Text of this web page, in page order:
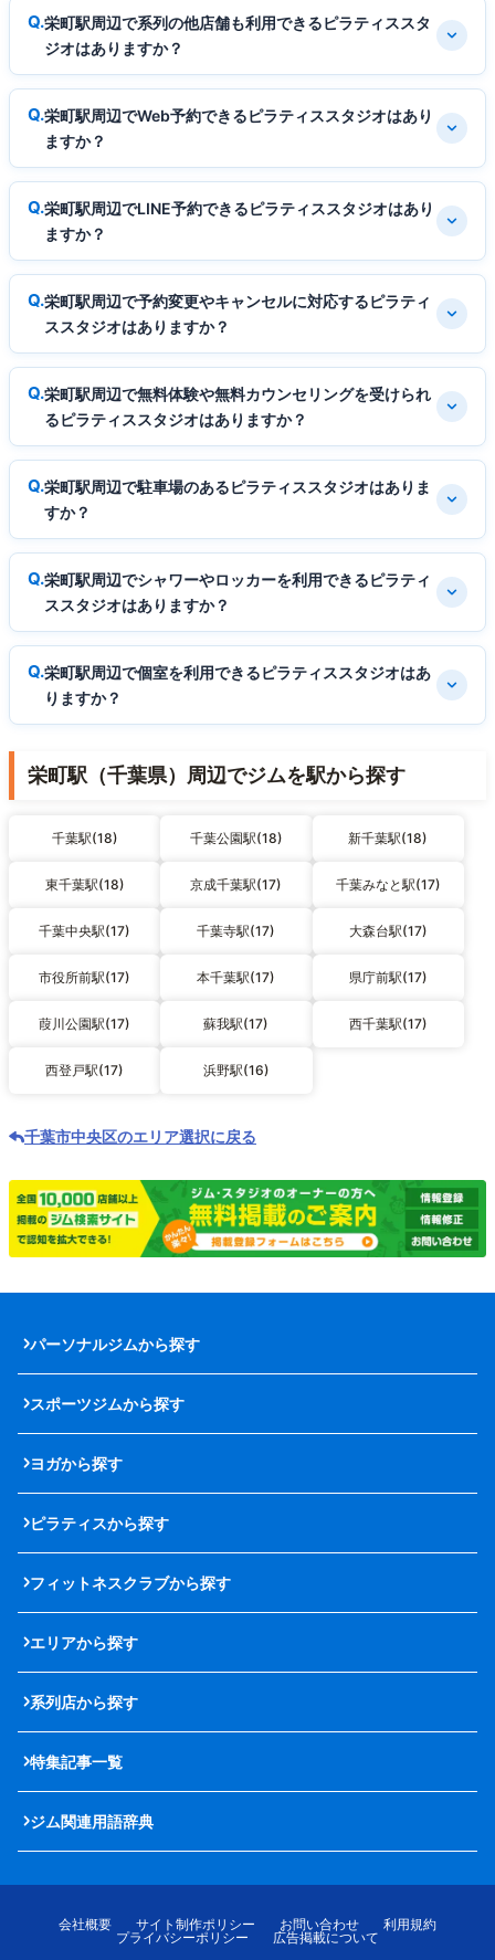
栄町駅周辺で系列の他店舗も利用できるピラティススタ
ジオはありますか？
栄町駅周辺でWeb予約できるピラティススタジオはあり
ますか？
栄町駅周辺でLINE予約できるピラティススタジオはあり
ますか？
栄町駅周辺で予約変更やキャンセルに対応するピラティ
ススタジオはありますか？
栄町駅周辺で無料体験や無料カウンセリングを受けられ
るピラティススタジオはありますか？
栄町駅周辺で駐車場のあるピラティススタジオはありま
すか？
栄町駅周辺でシャワーやロッカーを利用できるピラティ
ススタジオはありますか？
栄町駅周辺で個室を利用できるピラティススタジオはあ
りますか？
栄町駅（千葉県）周辺でジムを駅から探す
千葉駅(18) 千葉公園駅(18) 新千葉駅(18)
東千葉駅(18) 京成千葉駅(17) 千葉みなと駅(17)
千葉中央駅(17) 千葉寺駅(17) 大森台駅(17)
市役所前駅(17) 本千葉駅(17) 県庁前駅(17)
葭川公園駅(17) 蘇我駅(17) 西千葉駅(17)
西登戸駅(17) 浜野駅(16)
千葉市中央区のエリア選択に戻る
パーソナルジムから探す
スポーツジムから探す
ヨガから探す
ピラティスから探す
フィットネスクラブから探す
エリアから探す
系列店から探す
特集記事一覧
ジム関連用語辞典
会社概要 サイト制作ポリシー お問い合わせ
利用規約
プライバシーポリシー
広告掲載について